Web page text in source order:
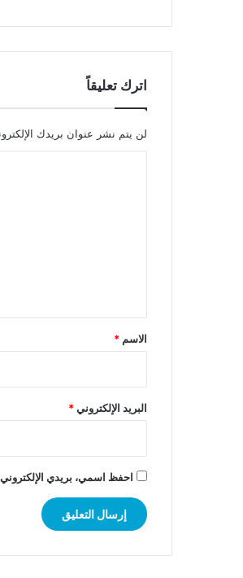
اترك تعليقاً
لن يتم نشر عنوان بريدك
*
الاسم *
البريد الإلكتروني*
احفظ اسمي، بريدي